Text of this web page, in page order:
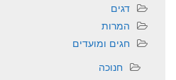
דגים
המרות
חגים ומועדים
חנוכה